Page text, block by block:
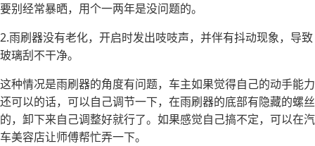
要别经常暴晒，用个一两年是没问题的。
2.雨刷器没有老化，开启时发出吱吱声，并伴有抖动现象，导致
玻璃刮不干净。
这种情况是雨刷器的角度有问题，车主如果觉得自己的动手能力
还可以的话，可以自己调节一下，在雨刷器的底部有隐藏的螺丝
的，卸下来自己调整好就行了。如果感觉自己搞不定，可以在汽
车美容店让师傅帮忙弄一下。